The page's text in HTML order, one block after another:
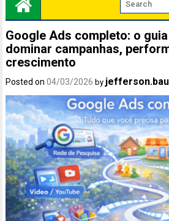
Google Ads completo: o
dominar campanhas,
crescimento
Posted on04/03/2026 by